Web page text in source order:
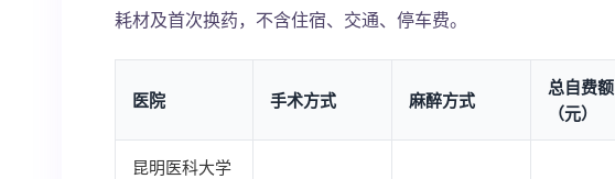
耗材及首次换药，不含住宿、交通、停车费。
医院 手术方式 麻醉方式
总自费额
（元）
昆明医科大学